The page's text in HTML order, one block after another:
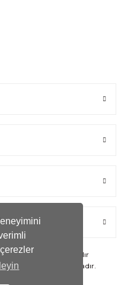
çerezler
- Tüm hakları saklıdır
ile Korunmaktadır.